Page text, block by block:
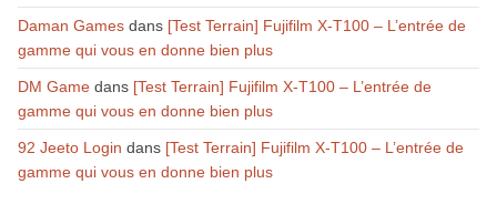
Daman Gamesdans [Test Terrain] Fujifilm X-T100 – L’entrée de
gamme qui vous en donne bien plus
DM Gamedans [Test Terrain] Fujifilm X-T100 – L’entrée de
gamme qui vous en donne bien plus
92 Jeeto Login dans [Test Terrain] Fujifilm X-T100 – L’entrée de
gamme qui vous en donne bien plus